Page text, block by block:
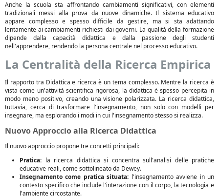
Anche la scuola sta affrontando cambiamenti significativi, con elementi
tradizionali messi alla prova da nuove dinamiche. Il sistema educativo
appare complesso e spesso difficile da gestire, ma si sta adattando
lentamente ai cambiamenti richiesti dai governi. La qualità della formazione
dipende dalla capacità didattica e dalla passione degli studenti
nell'apprendere, rendendo la persona centrale nel processo educativo.
La Centralità della Ricerca Empirica
Il rapporto tra Didattica e ricerca è un tema complesso. Mentre la ricerca è
vista come un'attività scientifica rigorosa, la didattica è spesso percepita in
modo meno positivo, creando una visione polarizzata. La ricerca didattica,
tuttavia, cerca di trasformare l'insegnamento, non solo con modelli per
insegnare, ma esplorando i modi in cui l'insegnamento stesso si realizza.
Nuovo Approccio alla Ricerca Didattica
Il nuovo approccio propone tre concetti principali:
Pratica: la ricerca didattica si concentra sull'analisi delle pratiche
educative reali, come sottolineato da Dewey.
Insegnamento come pratica situata: l'insegnamento avviene in un
contesto specifico che include l'interazione con il corpo, la tecnologia e
l'ambiente circostante.